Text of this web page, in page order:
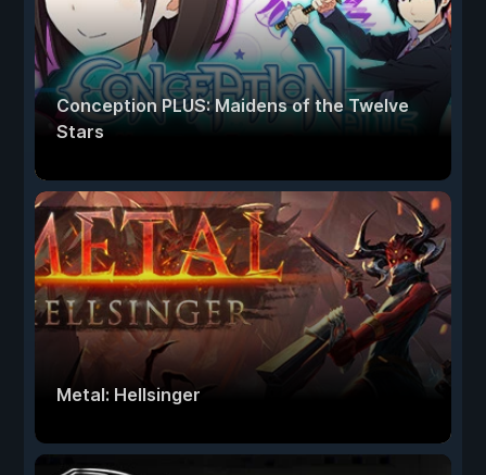
Conception PLUS: Maidens of the Twelve
Stars
Metal: Hellsinger